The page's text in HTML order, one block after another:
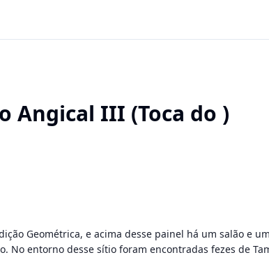
Angical III (Toca do )
Geométrica, e acima desse painel há um salão e
No entorno desse sítio foram encontradas fezes de